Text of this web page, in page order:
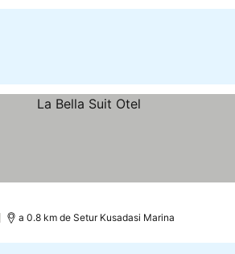
a 0.8 km de Setur Kusadasi Marina